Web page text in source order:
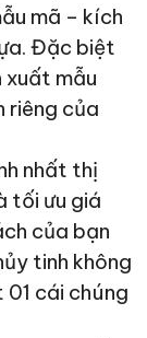
mã – kích
Đặc biệt
xuất mẫu
riêng của
nhất thị
tối ưu giá
của bạn
tinh không
cái chúng